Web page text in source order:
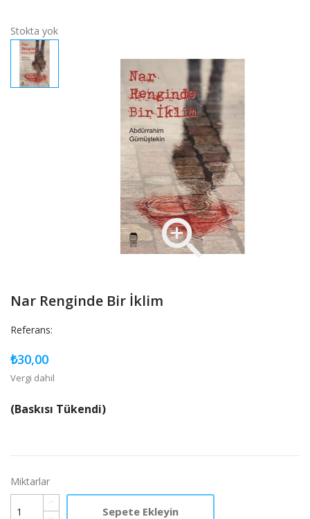
Stokta yok

Nar Renginde Bir İklim
Referans:
₺30,00
Vergi dahil
(Baskısı Tükendi)
Miktarlar
Sepete Ekleyin